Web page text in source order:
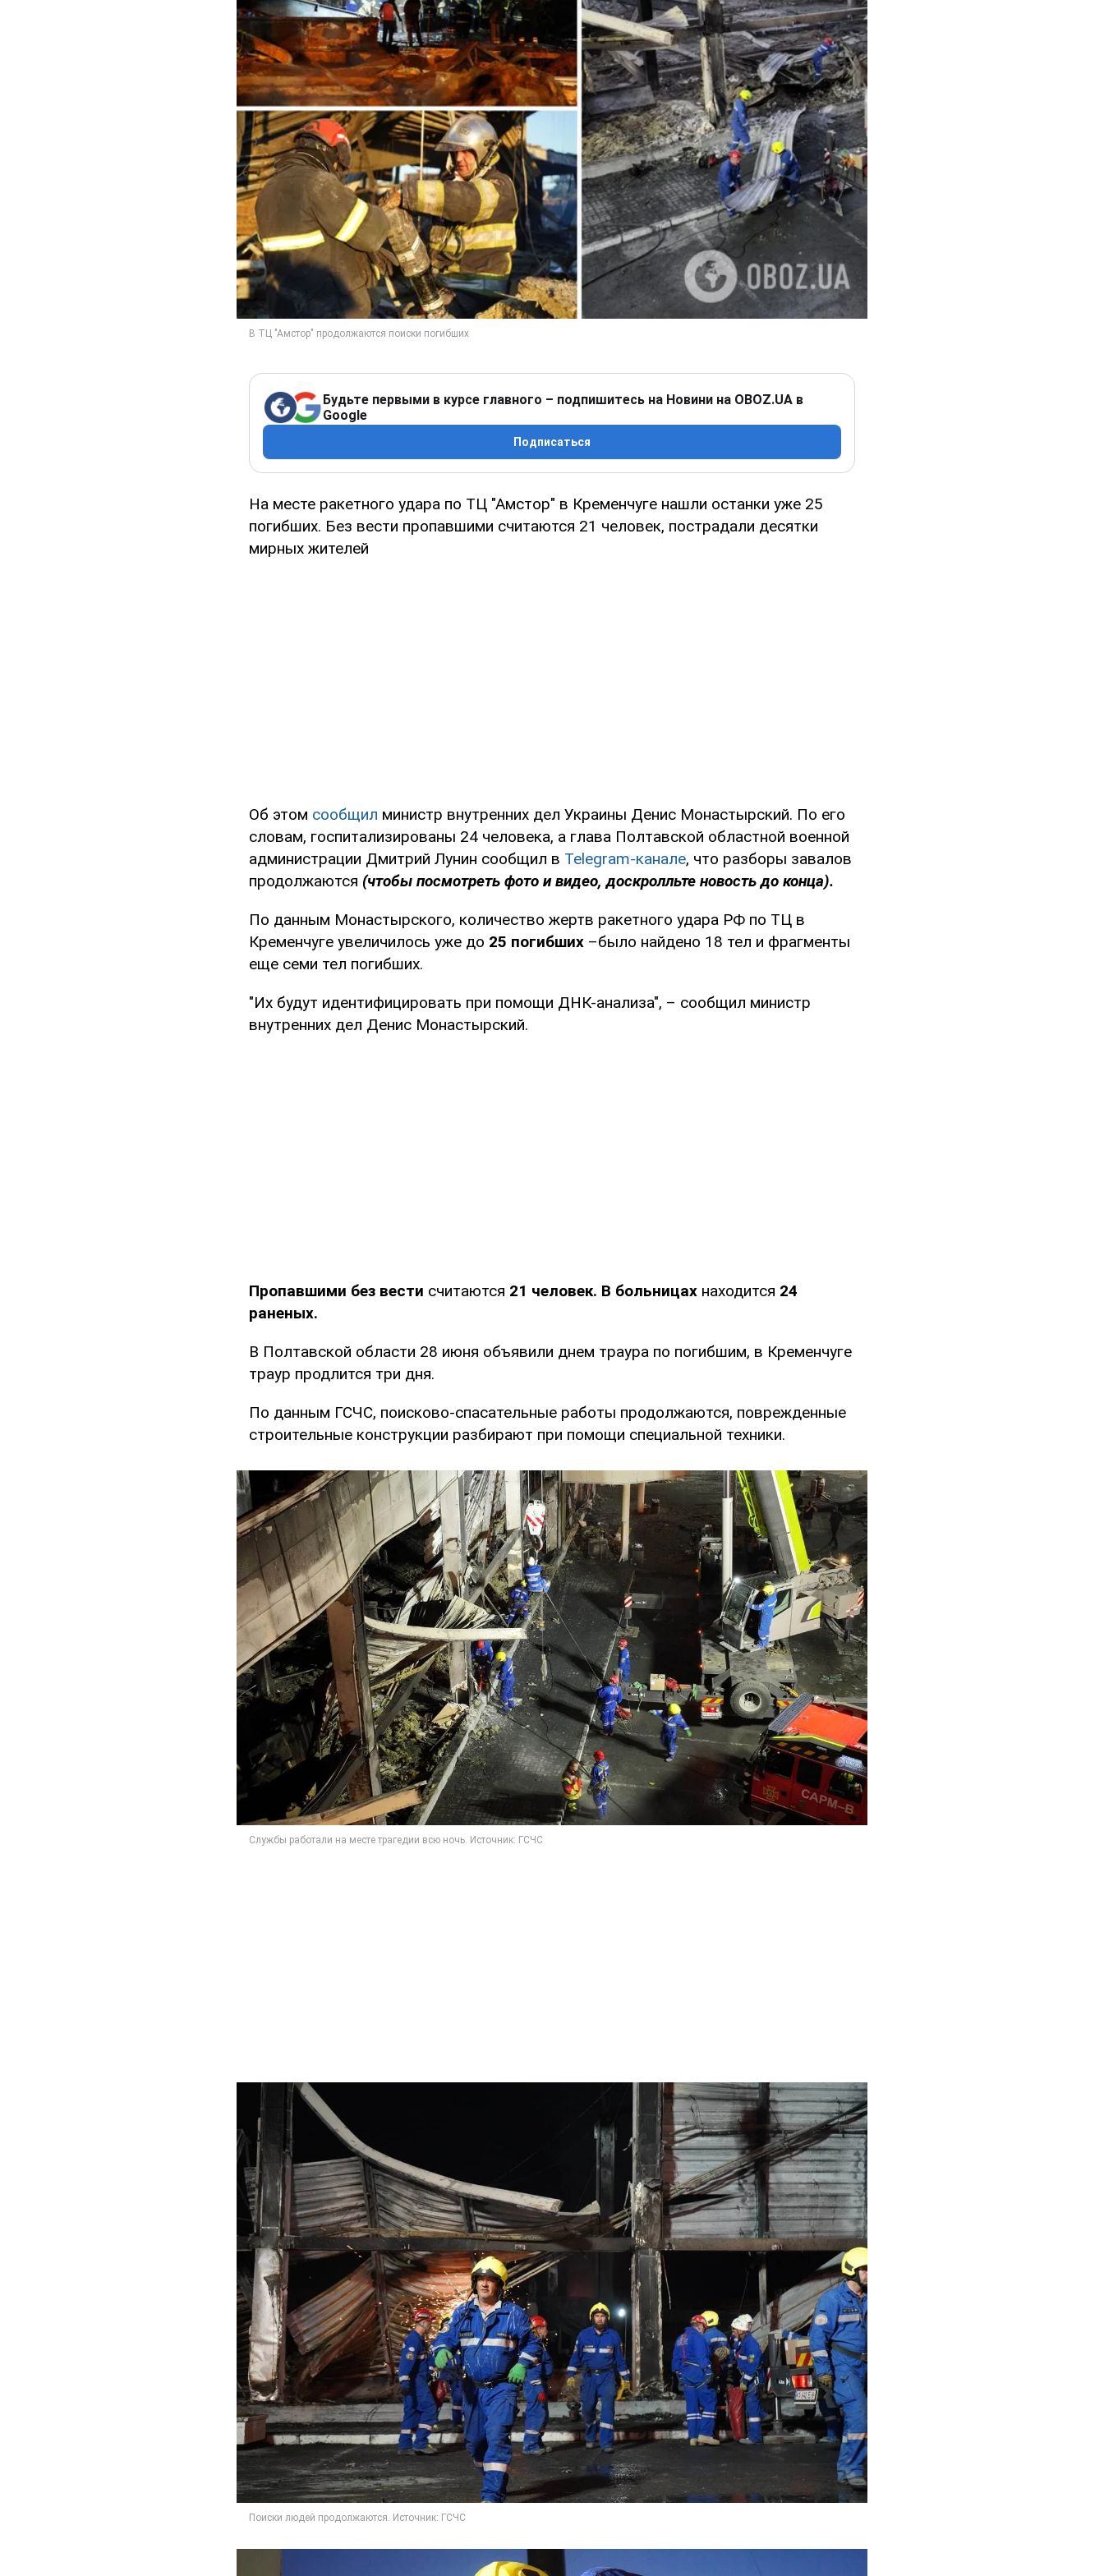
Будьте первыми в курсе главного – подпишитесь на Новини на OBOZ.UA в
Google
Подписаться
На месте ракетного удара по ТЦ "Амстор" в Кременчуге нашли останки уже 25
погибших. Без вести пропавшими считаются 21 человек, пострадали десятки
мирных жителей
Об этом сообщил министр внутренних дел Украины Денис Монастырский. По его
словам, госпитализированы 24 человека, а глава Полтавской областной военной
администрации Дмитрий Лунин сообщил в Telegram-канале, что разборы завалов
продолжаются (чтобы посмотреть фото и видео, доскролльте новость до конца).
По данным Монастырского, количество жертв ракетного удара РФ по ТЦ в
Кременчуге увеличилось уже до 25 погибших –было найдено 18 тел и фрагменты
еще семи тел погибших.
"Их будут идентифицировать при помощи ДНК-анализа", – сообщил министр
внутренних дел Денис Монастырский.
Пропавшими без вести считаются 21 человек. В больницах находится 24
раненых.
В Полтавской области 28 июня объявили днем траура по погибшим, в Кременчуге
траур продлится три дня.
По данным ГСЧС, поисково-спасательные работы продолжаются, поврежденные
строительные конструкции разбирают при помощи специальной техники.